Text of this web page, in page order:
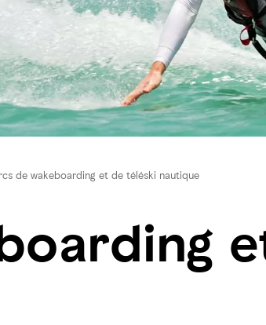
de wakeboarding et de téléski nautique